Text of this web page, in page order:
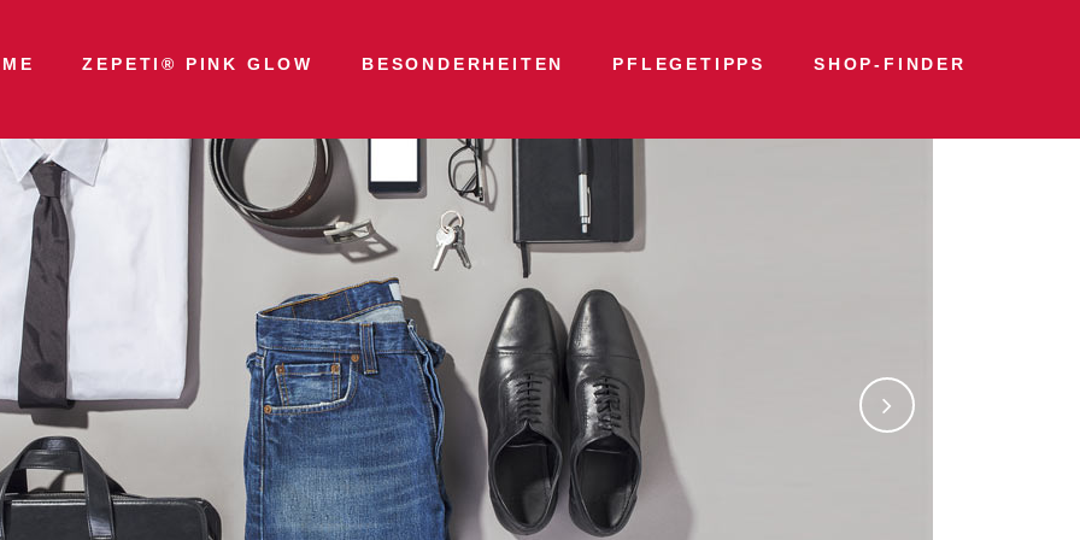
ZEPETI® PINK GLOW BESONDERHEITEN PFLEGETIPPS SHOP-FINDER